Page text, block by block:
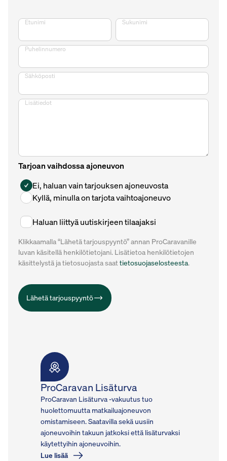
Etunimi Sukunimi
Puhelinnumero
Sähköposti
Lisätiedot
Tarjoan vaihdossa ajoneuvon
Ei, haluan vain tarjouksen ajoneuvosta
Kyllä, minulla on tarjota vaihtoajoneuvo
Haluan liittyä uutiskirjeen tilaajaksi
Klikkaamalla “Lähetä tarjouspyyntö” annan ProCaravanille
luvan käsitellä henkilötietojani. Lisätietoa henkilötietojen
käsittelystä ja tietosuojasta saattietosuojaselosteesta.
Lähetä tarjouspyyntö
ProCaravan Lisäturva
ProCaravan Lisäturva -vakuutus tuo
huolettomuutta matkailuajoneuvon
omistamiseen. Saatavilla sekä uusiin
ajoneuvoihin takuun jatkoksi että lisäturvaksi
käytettyihin ajoneuvoihin.
Lue lisää